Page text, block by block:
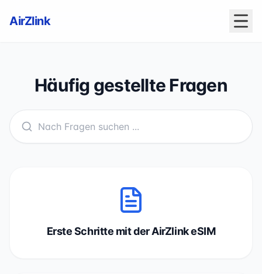
AirZlink
Häufig gestellte Fragen
Erste Schritte mit der AirZlink eSIM